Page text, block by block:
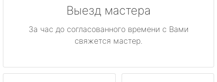
Выезд мастера
За час до согласованного времени с Вами
свяжется мастер.